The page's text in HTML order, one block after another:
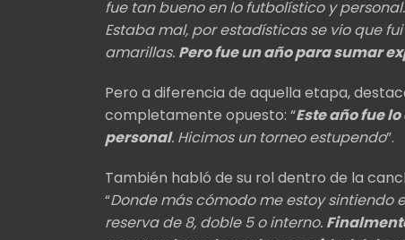
fue tan bueno en lo futbolístico y personal.
Estaba mal, por estadísticas se vio que
amarillas. Pero fue un año para sumar
Pero a diferencia de aquella etapa,
completamente opuesto: “Este año fue
personal. Hicimos un torneo estupendo”.
También habló de su rol dentro de la
“Donde más cómodo me estoy sintiendo
reserva de 8, doble 5 o interno.